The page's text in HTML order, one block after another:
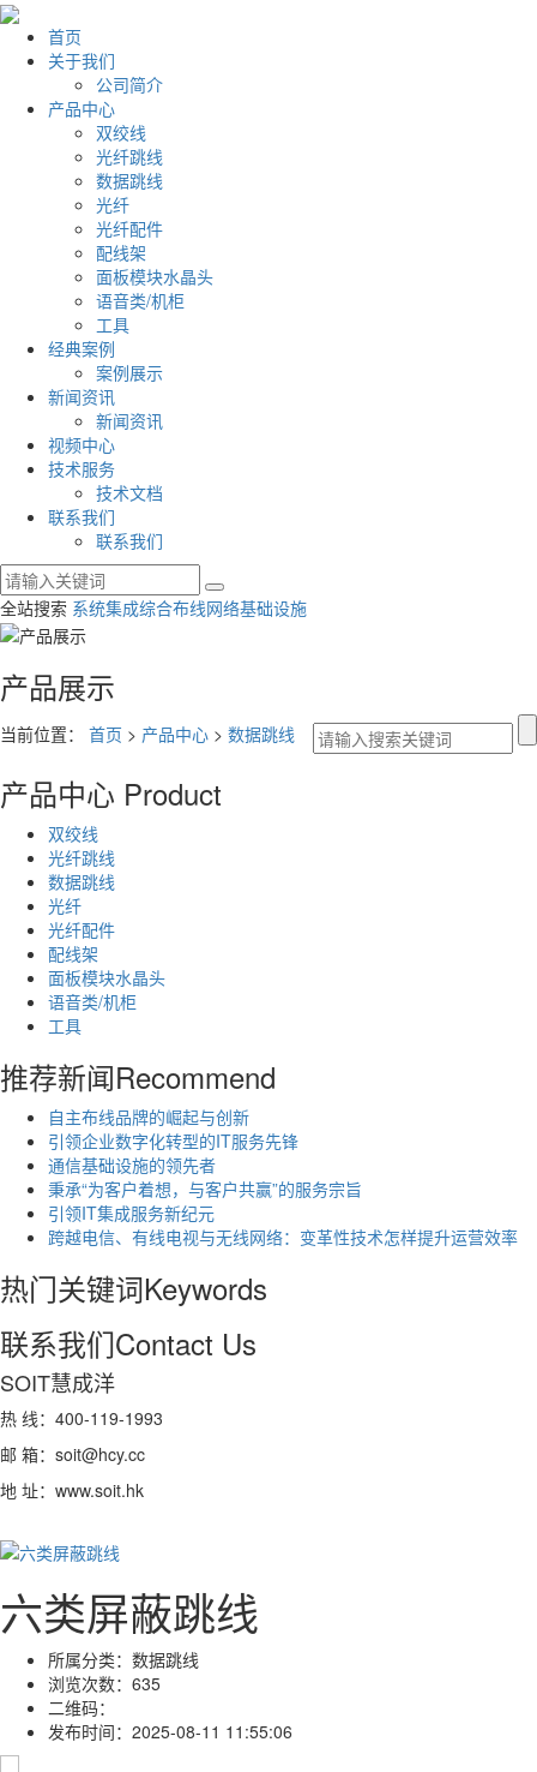
首页
关于我们
公司简介
产品中心
双绞线
光纤跳线
数据跳线
光纤
光纤配件
配线架
面板模块水晶头
语音类/机柜
工具
经典案例
案例展示
新闻资讯
新闻资讯
视频中心
技术服务
技术文档
联系我们
联系我们
全站搜索 系统集成综合布线网络基础设施
产品展示
当前位置： 首页 > 产品中心 > 数据跳线
产品中心 Product
双绞线
光纤跳线
数据跳线
光纤
光纤配件
配线架
面板模块水晶头
语音类/机柜
工具
推荐新闻Recommend
自主布线品牌的崛起与创新
引领企业数字化转型的IT服务先锋
通信基础设施的领先者
秉承“为客户着想，与客户共赢”的服务宗旨
引领IT集成服务新纪元
跨越电信、有线电视与无线网络：变革性技术怎样提升运营效率
热门关键词Keywords
联系我们Contact Us
SOIT慧成洋
热 线：400-119-1993
邮 箱：soit@hcy.cc
地 址：www.soit.hk
六类屏蔽跳线
所属分类： 数据跳线
浏览次数： 635
二维码：
发布时间： 2025-08-11 11:55:06